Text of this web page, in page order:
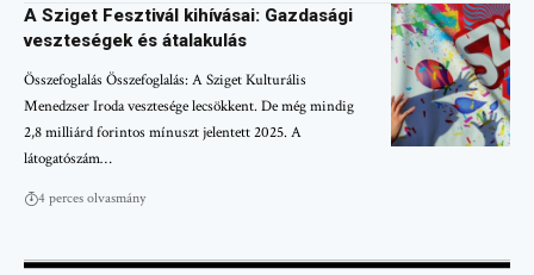
A Sziget Fesztivál kihívásai: Gazdasági
veszteségek és átalakulás
Összefoglalás Összefoglalás: A Sziget Kulturális
Menedzser Iroda vesztesége lecsökkent. De még mindig
2,8 milliárd forintos mínuszt jelentett 2025. A
látogatószám…
4 perces olvasmány